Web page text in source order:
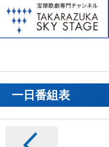
一日番組表